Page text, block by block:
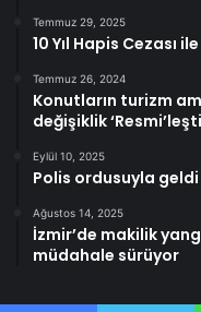
Temmuz 29, 2025
10 Yıl Hapis Cezası
Temmuz 26, 2024
Konutların turizm
değişiklik ‘Resmi’leşti
Eylül 10, 2025
Polis ordusuyla
Ağustos 14, 2025
İzmir’de makilik
müdahale sürüyor